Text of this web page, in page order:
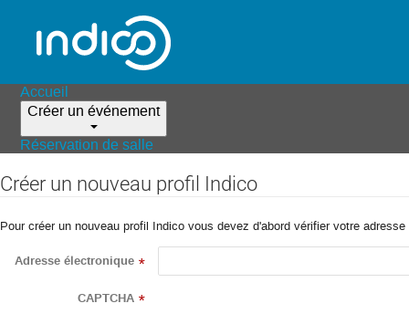
Accueil
Créer un événement
Réservation de salle
Créer un nouveau profil Indico
Pour créer un nouveau profil Indico vous devez d'abord vérifier votre
Adresse électronique *
CAPTCHA *